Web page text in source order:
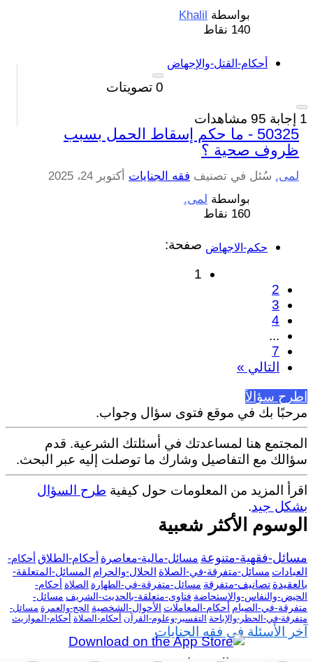
بواسطة Khalil
140 نقاط
أحكام-القتل-والإجهاض
0 تصويتات
1 إجابة 95 مشاهدات
50325 - ما حكم إسقاط الحمل بسبب
ظروف صحية ؟
لمى. سُئل في تصنيف فقه الجنايات أكتوبر 24، 2025
بواسطة لمى.
160 نقاط
حكم-الاجهاض صفحة:
1
2
3
4
...
7
التالي »
اطرح سؤالاً
مرحبًا بك في موقع فتوى سؤال وجواب.
المجتمع هنا لمساعدتك في أسئلتك الشرعية. قدم
سؤالك مع التفاصيل وشارك ما توصلت إليه عبر البحث.
اقرأ المزيد من المعلومات حول كيفية طرح السؤال
بشكل جيد.
الوسوم الأكثر شعبية
مسائل-فقهية-متنوعة مسائل-مالية-معاصرة أحكام-الطلاق أحكام-
العبادات مسائل-متفرقة-في-الصلاة الحلال-والحرام المسائل-المتعلقة-
بالعقيدة تصانيف-متفرقة مسائل-متفرقة-في-الطهارة الصلاة أحكام-
الحيض-والنفاس-والاستحاضة فتاوى-متعلقة-بالحديث-الشريف مسائل-
متفرقة-في-الصيام أحكام-المعاملات الأحوال-الشخصية الحج-والعمرة مسائل-
متفرقة-في-الحظر-والإباحة التفسير-وعلوم-القرآن أحكام-الصلاة أحكام-المواريث
آخر الأسئلة في فقه الجنايات